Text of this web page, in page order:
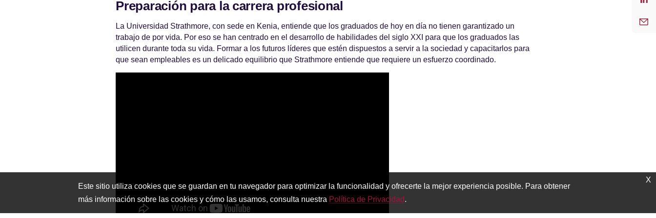
Preparación para la carrera profesional
La Universidad Strathmore, con sede en Kenia, entiende que los graduados de hoy en día no tienen garantizado un
trabajo de por vida. Por eso se han centrado en el desarrollo de habilidades del siglo XXI para que los graduados las
utilicen durante toda su vida. Formar a los futuros líderes que estén dispuestos a servir a la sociedad y capacitarlos para
que sean empleables es un delicado equilibrio que Strathmore entiende que requiere un esfuerzo coordinado.
X
Este sitio utiliza cookies que se guardan en tu navegador para optimizar la funcionalidad y ofrecerte la mejor experiencia posible. Para obtener
más información sobre las cookies y cómo las usamos, consulta nuestra Política de Privacidad.